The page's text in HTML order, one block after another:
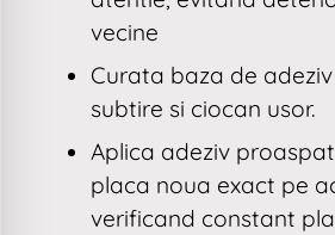
vecine
Curata baza de
subtire si ciocan usor.
Aplica adeziv
placa noua exact pe
verificand constant